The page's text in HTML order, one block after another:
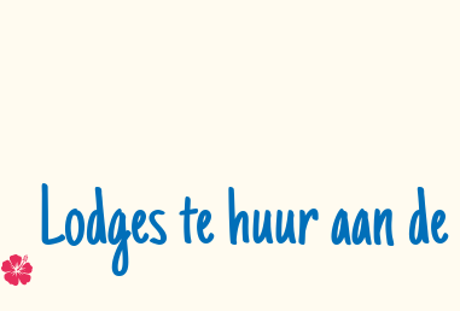
Lodges te huur aan